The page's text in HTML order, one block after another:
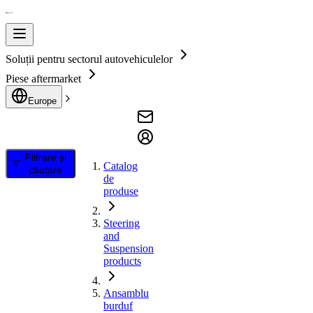
Soluții pentru sectorul autovehiculelor
Piese aftermarket
Europe
Filtrare și
căutare
Catalog
de
produse
Steering
and
Suspension
products
Ansamblu
burduf